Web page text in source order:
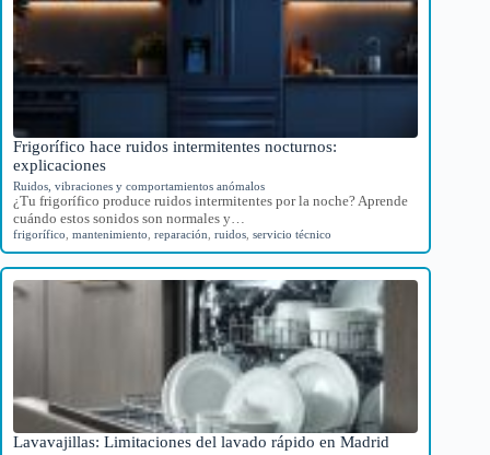
Frigorífico hace ruidos intermitentes nocturnos:
explicaciones
Ruidos, vibraciones y comportamientos anómalos
¿Tu frigorífico produce ruidos intermitentes por la noche? Aprende
cuándo estos sonidos son normales y…
frigorífico mantenimiento reparación ruidos servicio técnico
Lavavajillas: Limitaciones del lavado rápido en Madrid